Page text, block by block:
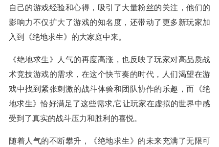
自己的游戏经验和心得，吸引了大量粉丝的关注，他们的
影响力不仅扩大了游戏的知名度，还带动了更多新玩家加
入到《绝地求生》的大家庭中来。
《绝地求生》人气的再度高涨，也反映了玩家对高品质战
术竞技游戏的需求，在这个快节奏的时代，人们渴望在游
戏中找到紧张刺激的战斗体验和团队协作的乐趣，而《绝
地求生》恰好满足了这些需求,它让玩家在虚拟的世界中感
受到了真实的战斗压力和胜利的喜悦。
随着人气的不断攀升，《绝地求生》的未来充满了无限可